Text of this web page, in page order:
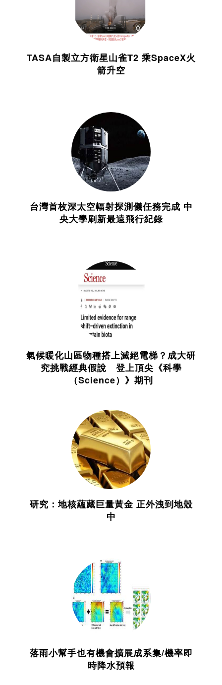
TASA自製立方衛星山雀T2 乘SpaceX火
箭升空
台灣首枚深太空輻射探測儀任務完成 中
央大學刷新最遠飛行紀錄
氣候暖化山區物種搭上滅絕電梯？成大研
究挑戰經典假說 登上頂尖《科學
（Science）》期刊
研究：地核蘊藏巨量黃金 正外洩到地殼
中
落雨小幫手也有機會擴展成系集/機率即
時降水預報